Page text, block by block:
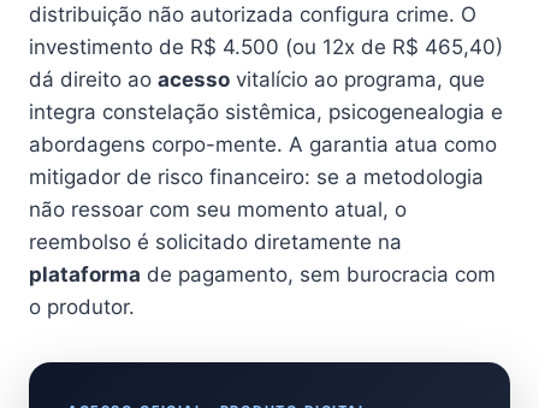
distribuição não autorizada configura crime. O
investimento de R$ 4.500 (ou 12x de R$ 465,40)
dá direito ao acesso vitalício ao programa, que
integra constelação sistêmica, psicogenealogia e
abordagens corpo-mente. A garantia atua como
mitigador de risco financeiro: se a metodologia
não ressoar com seu momento atual, o
reembolso é solicitado diretamente na
plataforma de pagamento, sem burocracia com
o produtor.